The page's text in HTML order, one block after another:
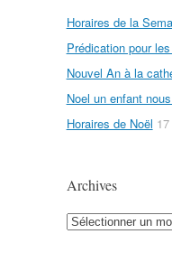
Horaires de la
Prédication pour
Nouvel An à la
Noel un enfant
Horaires de Noël
Archives
Archives